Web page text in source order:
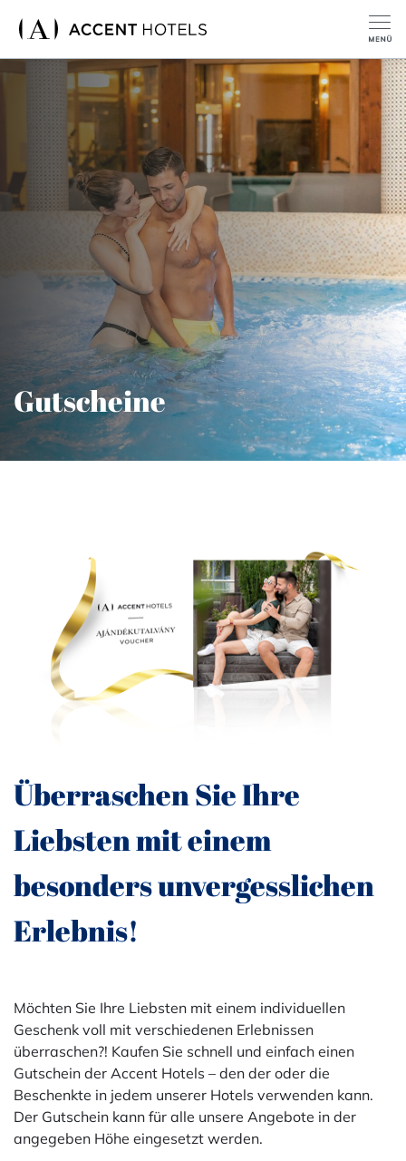
Gutscheine
Überraschen Sie Ihre
Liebsten mit einem
besonders unvergesslichen
Erlebnis!
Möchten Sie Ihre Liebsten mit einem individuellen
Geschenk voll mit verschiedenen Erlebnissen
überraschen?! Kaufen Sie schnell und einfach einen
Gutschein der Accent Hotels – den der oder die
Beschenkte in jedem unserer Hotels verwenden kann.
Der Gutschein kann für alle unsere Angebote in der
angegeben Höhe eingesetzt werden.